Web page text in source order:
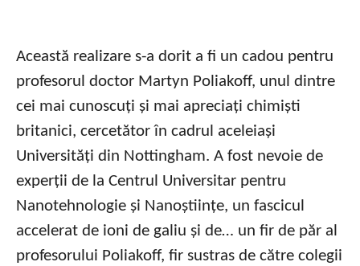
Această realizare s-a dorit a fi un cadou pentru
profesorul doctor Martyn Poliakoff, unul dintre
cei mai cunoscuți și mai apreciați chimiști
britanici, cercetător în cadrul aceleiași
Universități din Nottingham. A fost nevoie de
experții de la Centrul Universitar pentru
Nanotehnologie și Nanoștiințe, un fascicul
accelerat de ioni de galiu și de… un fir de păr al
profesorului Poliakoff, fir sustras de către colegii